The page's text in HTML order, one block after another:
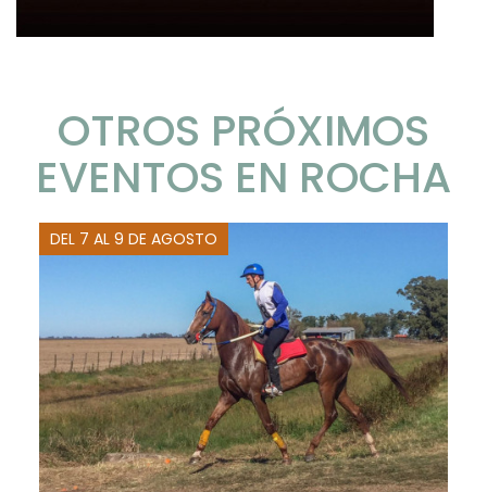
OTROS PRÓXIMOS
EVENTOS EN ROCHA
DEL 7 AL 9 DE AGOSTO